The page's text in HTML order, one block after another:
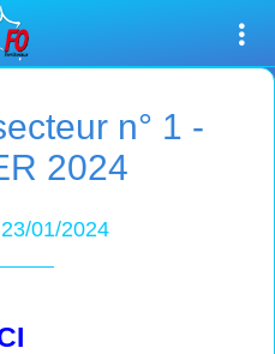
n° 1 -
2024
01/2024